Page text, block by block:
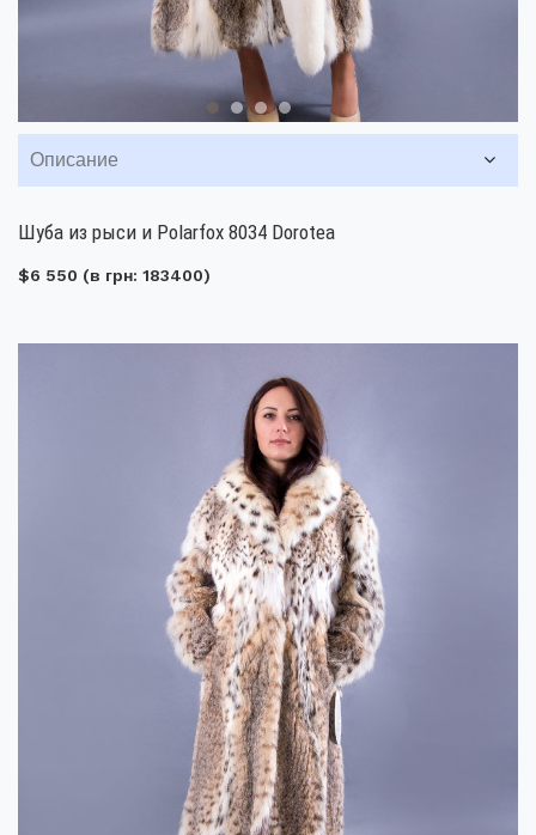
Описание
Шуба из рыси и Polarfox 8034 Dorotea
$6 550 (в грн: 183400)